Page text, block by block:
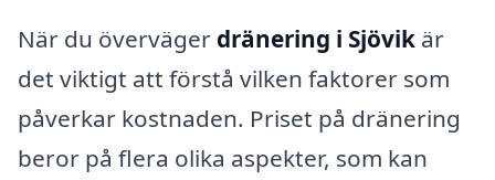
När du överväger dränering i Sjövik är
det viktigt att förstå vilken faktorer som
påverkar kostnaden. Priset på dränering
beror på flera olika aspekter, som kan